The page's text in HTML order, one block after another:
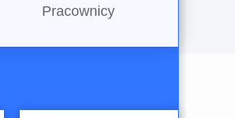
Pracownicy